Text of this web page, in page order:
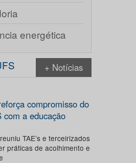
energética
+ Notícias
compromisso do
com a educação
TAE’s e terceirizados
práticas de acolhimento e